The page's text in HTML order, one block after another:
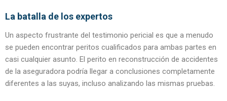
La batalla de los expertos
Un aspecto frustrante del testimonio pericial es que a menudo
se pueden encontrar peritos cualificados para ambas partes en
casi cualquier asunto. El perito en reconstrucción de accidentes
de la aseguradora podría llegar a conclusiones completamente
diferentes a las suyas, incluso analizando las mismas pruebas.